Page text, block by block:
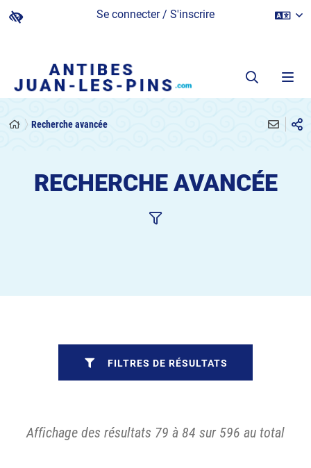
Se connecter / S'inscrire
Recherche avancée
RECHERCHE AVANCÉE
Affichage des résultats 79 à 84 sur 596 au total
FILTRES DE RÉSULTATS